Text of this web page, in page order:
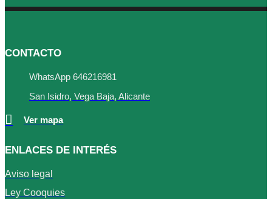
CONTACTO
WhatsApp 646216981
San Isidro, Vega Baja, Alicante
Ver mapa
ENLACES DE INTERÉS
Aviso legal
Ley Cooquies